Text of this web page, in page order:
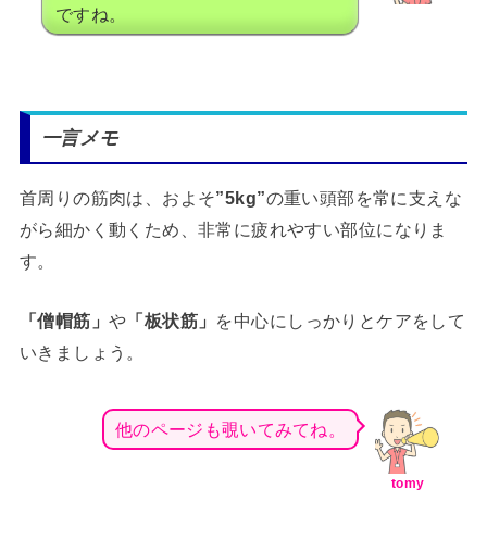
ですね。
一言メモ
首周りの筋肉は、およそ”5kg”の重い頭部を常に支えな
がら細かく動くため、非常に疲れやすい部位になりま
す。
「僧帽筋」 や 「板状筋」 を中心にしっかりとケアをして
いきましょう。
tomy
他のページも覗いてみてね。